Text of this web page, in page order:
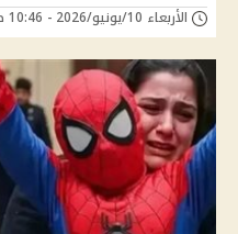
الأربعاء 10/يونيو/2026 - 10:46 ص